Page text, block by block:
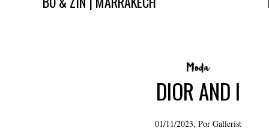
DIOR AND I
01/11/2023, Por Gallerist